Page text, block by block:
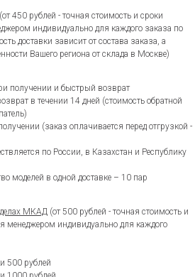
(от 450 рублей - точная стоимость и сроки
индивидуально для каждого заказа по
доставки зависит от состава заказа, а
Вашего региона от склада в Москве)
получении и быстрый возврат
в течении 14 дней (стоимость обратной
(заказ оплачивается перед отгрузкой -
по России, в Казахстан и Республику
моделей в одной доставке – 10 пар
МКАД (от 500 рублей - точная стоимость и
менеджером индивидуально для каждого
500 рублей